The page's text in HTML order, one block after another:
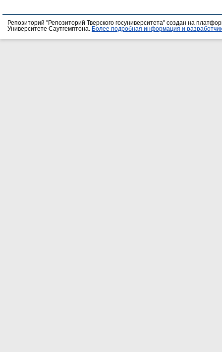
Репозиторий "Репозиторий Тверского госуниверситета" создан на
Университете Саутгемптона. Более подробная информация и